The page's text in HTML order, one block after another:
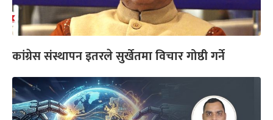
कांग्रेस संस्थापन इतरले सुर्खेतमा विचार गोष्ठी गर्ने